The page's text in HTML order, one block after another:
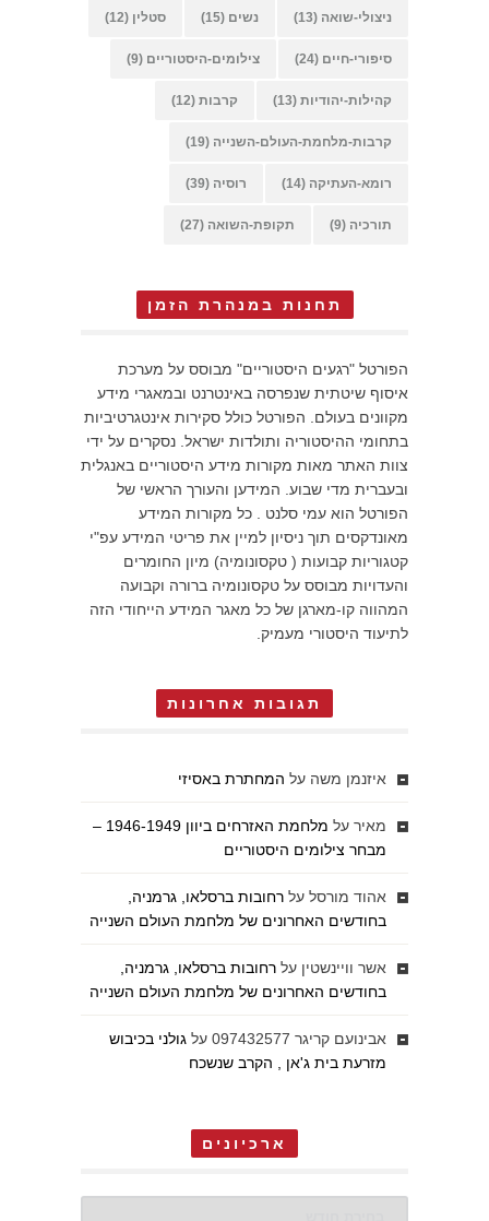
ניצולי-שואה (13) נשים (15) סטלין (12)
סיפורי-חיים (24) צילומים-היסטוריים (9)
קהילות-יהודיות (13) קרבות (12)
קרבות-מלחמת-העולם-השנייה (19)
רומא-העתיקה (14) רוסיה (39)
תורכיה (9) תקופת-השואה (27)
תחנות במנהרת הזמן
הפורטל "רגעים היסטוריים" מבוסס על מערכת
איסוף שיטתית שנפרסה באינטרנט ובמאגרי מידע
מקוונים בעולם. הפורטל כולל סקירות אינטגרטיביות
בתחומי ההיסטוריה ותולדות ישראל. נסקרים על ידי
צוות האתר מאות מקורות מידע היסטוריים באנגלית
ובעברית מדי שבוע. המידען והעורך הראשי של
הפורטל הוא עמי סלנט . כל מקורות המידע
מאונדקסים תוך ניסיון למיין את פריטי המידע עפ"י
קטגוריות קבועות ( טקסונומיה) מיון החומרים
והעדויות מבוסס על טקסונומיה ברורה וקבועה
המהווה קו-מארגן של כל מאגר המידע הייחודי הזה
לתיעוד היסטורי מעמיק.
תגובות אחרונות
איזנמן משה על המחתרת באסיזי
מאיר על
מלחמת האזרחים ביוון 1946-1949 –
מבחר צילומים היסטוריים
אהוד מורסל על רחובות ברסלאו, גרמניה,
בחודשים האחרונים של מלחמת העולם השנייה
אשר וויינשטין על רחובות ברסלאו, גרמניה,
בחודשים האחרונים של מלחמת העולם השנייה
אבינועם קריגר 097432577 על גולני בכיבוש
מזרעת בית ג'אן , הקרב שנשכח
ארכיונים